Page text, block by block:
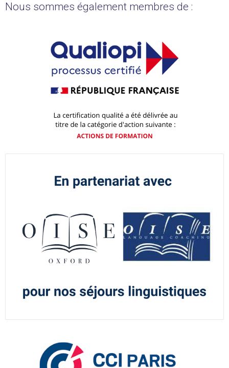
Nous sommes également membres de :